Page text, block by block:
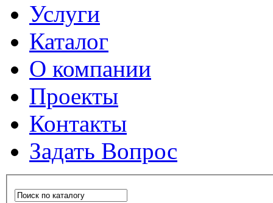
Услуги
Каталог
О компании
Проекты
Контакты
Задать Вопрос